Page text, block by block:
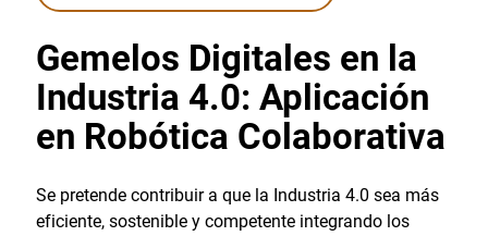
Gemelos Digitales en la
Industria 4.0: Aplicación
en Robótica Colaborativa
Se pretende contribuir a que la Industria 4.0 sea más
eficiente, sostenible y competente integrando los